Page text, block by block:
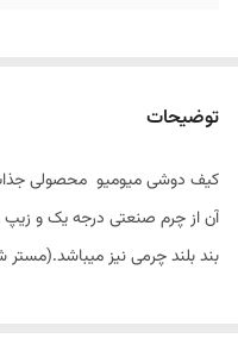
توضیحات
کیف دوشی میومیو محصولی
آن از چرم صنعتی درجه یک و زیپ
بند بلند چرمی نیز